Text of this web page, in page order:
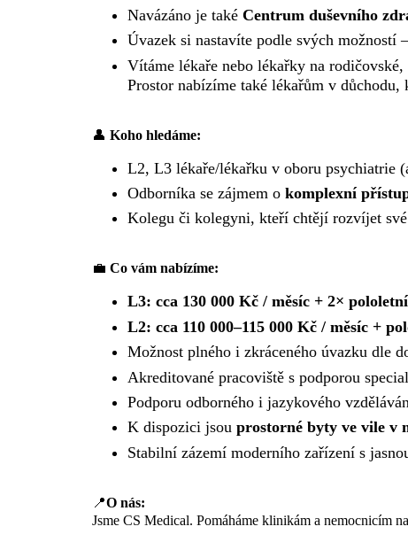
Navázáno je také Centrum duševního
Úvazek si nastavíte podle svých možností
Vítáme lékaře nebo lékařky na
Prostor nabízíme také lékařům v
👤 Koho hledáme:
L2, L3 lékaře/lékařku v oboru psychiatrie
Odborníka se zájmem o komplexní
Kolegu či kolegyni, kteří chtějí rozvíjet
💼 Co vám nabízíme:
L3: cca 130 000 Kč / měsíc + 2×
L2: cca 110 000–115 000 Kč / měsíc +
Možnost plného i zkráceného úvazku dle
Akreditované pracoviště s podporou
Podporu odborného i jazykového
K dispozici jsou prostorné byty ve vile v
Stabilní zázemí moderního zařízení s
📍O nás:
Jsme CS Medical. Pomáháme klinikám a nemocnicím